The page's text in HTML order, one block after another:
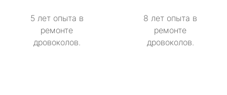
5 лет опыта в
ремонте
дровоколов.
8 лет опыта в
ремонте
дровоколов.